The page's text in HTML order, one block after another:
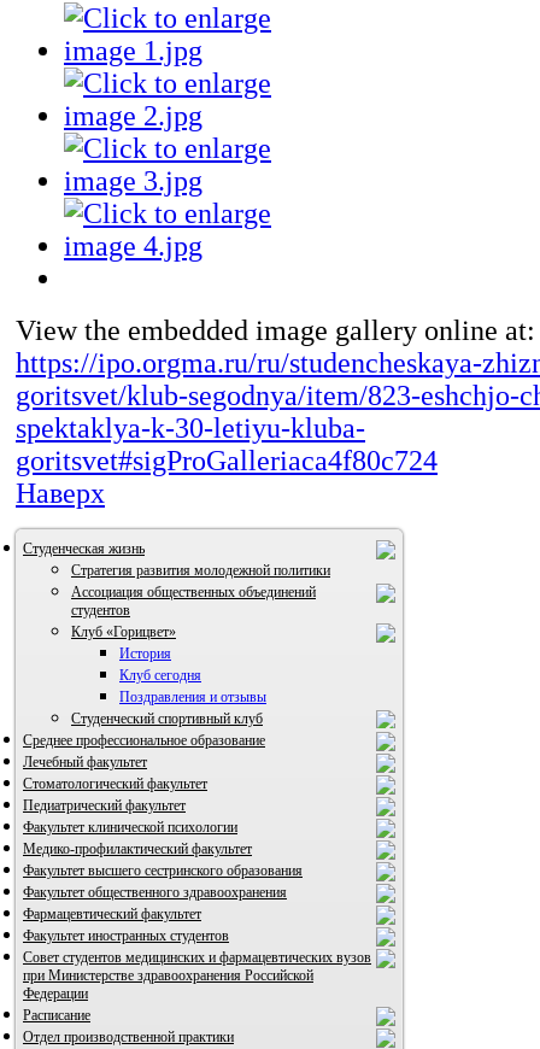
View the embedded image gallery online at:
https://ipo.orgma.ru/ru/studencheskaya-
goritsvet/klub-segodnya/item/823-eshchjo-
spektaklya-k-30-letiyu-kluba-
goritsvet#sigProGalleriaca4f80c724
Наверх
Студенческая жизнь
Стратегия развития молодежной политики
Ассоциация общественных объединений
студентов
ВИА "Полигон"
Клуб «Горицвет»
История
Клуб сегодня
Поздравления и отзывы
Студенческий спортивный клуб
Среднее профессиональное образование
Лечебный факультет
Стоматологический факультет
Педиатрический факультет
Факультет клинической психологии
Медико-профилактический факультет
Факультет высшего сестринского образования
Факультет общественного здравоохранения
Фармацевтический факультет
Факультет иностранных студентов
Совет студентов медицинских и фармацевтических вузов
при Министерстве здравоохранения Российской
Федерации
Расписание
Отдел производственной практики